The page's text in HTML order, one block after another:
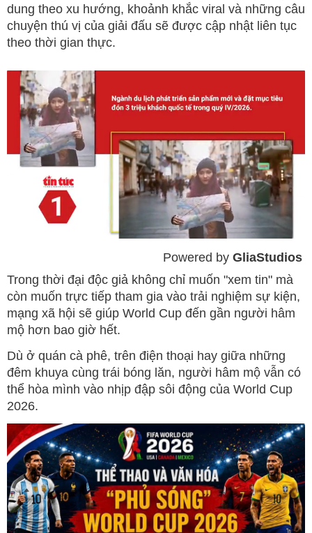
dung theo xu hướng, khoảnh khắc viral và những câu
chuyện thú vị của giải đấu sẽ được cập nhật liên tục
theo thời gian thực.
Powered by GliaStudios
Trong thời đại độc giả không chỉ muốn "xem tin" mà
còn muốn trực tiếp tham gia vào trải nghiệm sự kiện,
mạng xã hội sẽ giúp World Cup đến gần người hâm
mộ hơn bao giờ hết.
Dù ở quán cà phê, trên điện thoại hay giữa những
đêm khuya cùng trái bóng lăn, người hâm mộ vẫn có
thể hòa mình vào nhịp đập sôi động của World Cup
2026.